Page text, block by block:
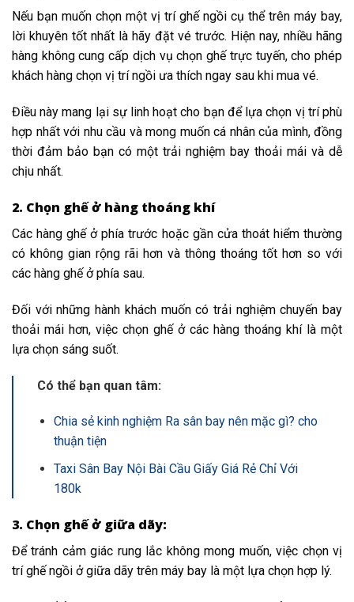
Nếu bạn muốn chọn một vị trí ghế ngồi cụ thể trên máy bay,
lời khuyên tốt nhất là hãy đặt vé trước. Hiện nay, nhiều hãng
hàng không cung cấp dịch vụ chọn ghế trực tuyến, cho phép
khách hàng chọn vị trí ngồi ưa thích ngay sau khi mua vé.
Điều này mang lại sự linh hoạt cho bạn để lựa chọn vị trí phù
hợp nhất với nhu cầu và mong muốn cá nhân của mình, đồng
thời đảm bảo bạn có một trải nghiệm bay thoải mái và dễ
chịu nhất.
2. Chọn ghế ở hàng thoáng khí
Các hàng ghế ở phía trước hoặc gần cửa thoát hiểm thường
có không gian rộng rãi hơn và thông thoáng tốt hơn so với
các hàng ghế ở phía sau.
Đối với những hành khách muốn có trải nghiệm chuyến bay
thoải mái hơn, việc chọn ghế ở các hàng thoáng khí là một
lựa chọn sáng suốt.
Có thể bạn quan tâm:
Chia sẻ kinh nghiệm Ra sân bay nên mặc gì? cho
thuận tiện
Taxi Sân Bay Nội Bài Cầu Giấy Giá Rẻ Chỉ Với
180k
3. Chọn ghế ở giữa dãy:
Để tránh cảm giác rung lắc không mong muốn, việc chọn vị
trí ghế ngồi ở giữa dãy trên máy bay là một lựa chọn hợp lý.